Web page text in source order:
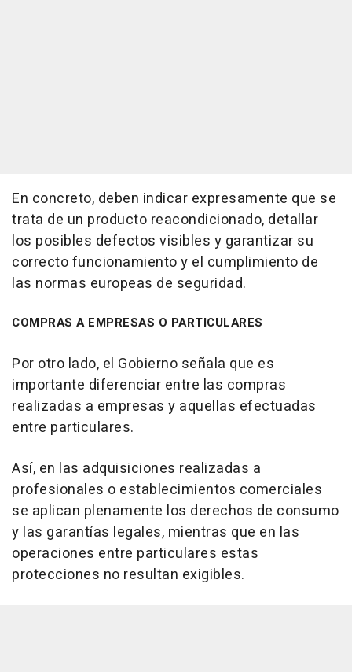
En concreto, deben indicar expresamente que se
trata de un producto reacondicionado, detallar
los posibles defectos visibles y garantizar su
correcto funcionamiento y el cumplimiento de
las normas europeas de seguridad.
COMPRAS A EMPRESAS O PARTICULARES
Por otro lado, el Gobierno señala que es
importante diferenciar entre las compras
realizadas a empresas y aquellas efectuadas
entre particulares.
Así, en las adquisiciones realizadas a
profesionales o establecimientos comerciales
se aplican plenamente los derechos de consumo
y las garantías legales, mientras que en las
operaciones entre particulares estas
protecciones no resultan exigibles.